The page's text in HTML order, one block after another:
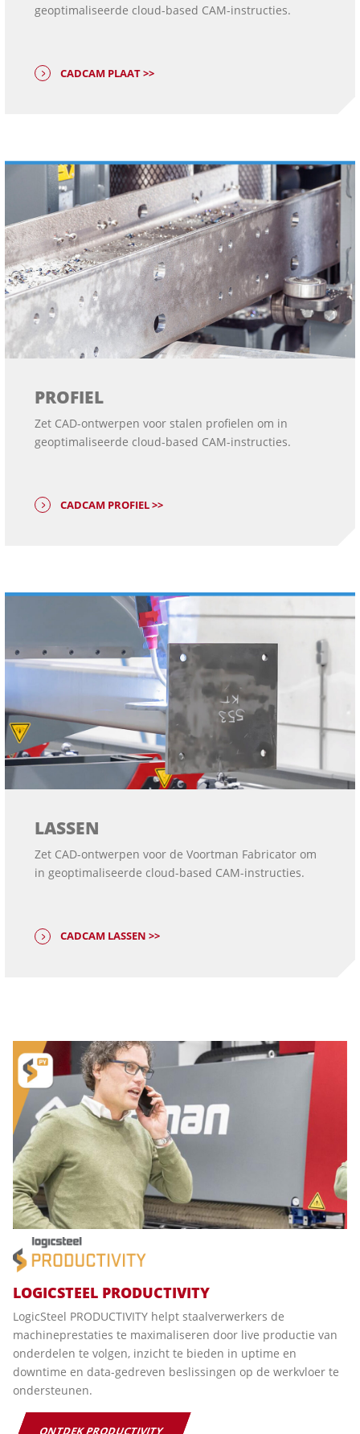
geoptimaliseerde cloud-based CAM-instructies.
CADCAM PLAAT >>
PROFIEL
Zet CAD-ontwerpen voor stalen profielen om in
geoptimaliseerde cloud-based CAM-instructies.
CADCAM PROFIEL >>
LASSEN
Zet CAD-ontwerpen voor de Voortman Fabricator om
in geoptimaliseerde cloud-based CAM-instructies.
CADCAM LASSEN >>
LOGICSTEEL PRODUCTIVITY
LogicSteel PRODUCTIVITY helpt staalverwerkers de
machineprestaties te maximaliseren door live productie van
onderdelen te volgen, inzicht te bieden in uptime en
downtime en data-gedreven beslissingen op de werkvloer te
ondersteunen.
ONTDEK PRODUCTIVITY